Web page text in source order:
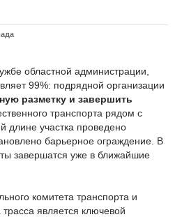
областной администрации,
99%: подрядной организации
разметку и завершить
транспорта рядом с
длине участка проведено
барьерное ограждение. В
завершатся уже в ближайшие
комитета транспорта и
является ключевой